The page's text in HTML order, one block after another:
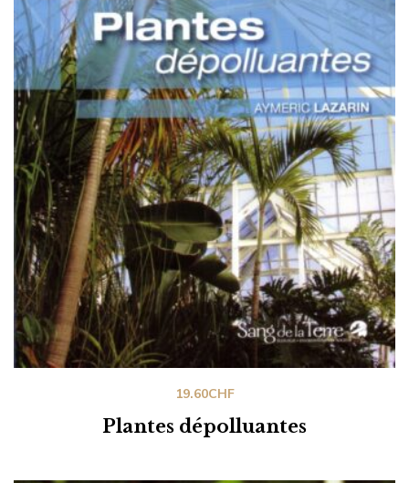
Plantes dépolluantes
19.60CHF